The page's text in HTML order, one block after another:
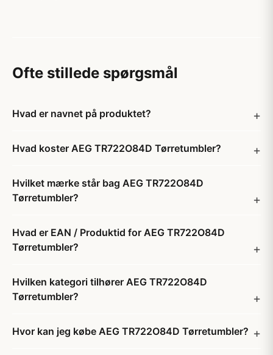
Ofte stillede spørgsmål
Hvad er navnet på produktet?
Hvad koster AEG TR722O84D Tørretumbler?
Hvilket mærke står bag AEG TR722O84D
Tørretumbler?
Hvad er EAN / Produktid for AEG TR722O84D
Tørretumbler?
Hvilken kategori tilhører AEG TR722O84D
Tørretumbler?
Hvor kan jeg købe AEG TR722O84D Tørretumbler?